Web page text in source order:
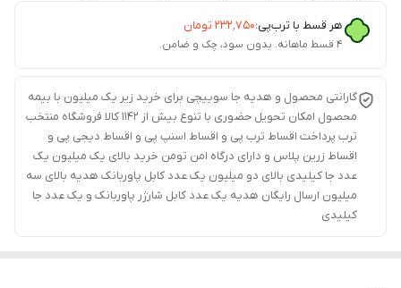
هر قسط با ترب‌پی:۲۳۲٬۷۵۰ تومان
۴ قسط ماهانه. بدون سود، چک و ضامن.
گارانتی محصول و هدیه جا سوییچی برای خرید زیر یک میلیون با بیمه
محصول امکان تحویل حضوری با تنوع بیش از 1142 کالا فروشگاه منتخب
ترب پرداخت اقساط ترب پی و اقساط اسنپ پی و اقساط دیجی پی و
اقساط زرین پلاس و دارای درگاه امن تومن خرید بالای یک میلیون یک
عدد جا کیلیدی بالای دو میلیون یک عدد کابل پاوربانک هدیه بالای سه
میلیون ارسال رایگان هدیه یک عدد کابل شارژر پاوربانک و یک عدد جا
کیلیدی